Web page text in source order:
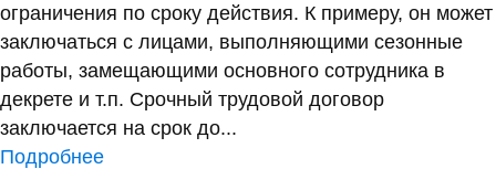
ограничения по сроку действия. К примеру, он может
заключаться с лицами, выполняющими сезонные
работы, замещающими основного сотрудника в
декрете и т.п. Срочный трудовой договор
заключается на срок до...
Подробнее